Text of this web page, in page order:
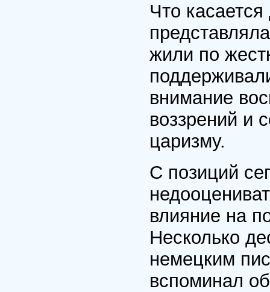
Что
жили по
внимание
воззрений и
царизму.
С позиций
влияние на
Несколько
немецким
вспоминал